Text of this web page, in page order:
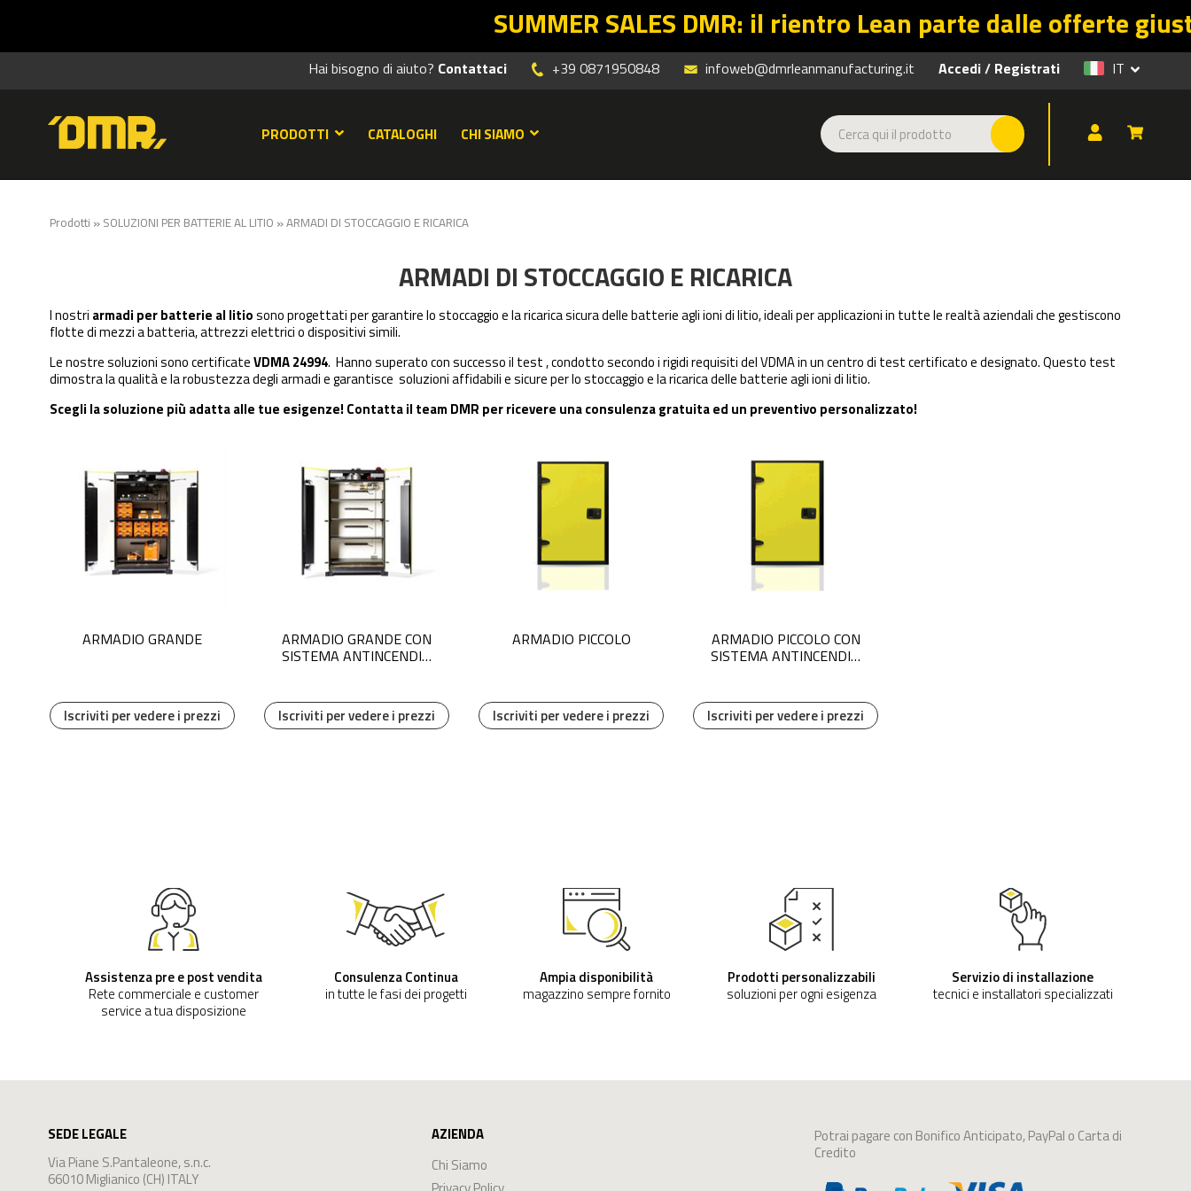
SUMMER SALES DMR: il rientro Lean parte dalle offerte giuste.
Hai bisogno di aiuto? Contattaci +39 0871950848 infoweb@dmrleanmanufacturing.it Accedi/ Registrati IT
PRODOTTI CATALOGHI CHI SIAMO
Prodotti » SOLUZIONI PER BATTERIE AL LITIO »ARMADI DI STOCCAGGIO E RICARICA
ARMADI DI STOCCAGGIO E RICARICA
I nostri armadi per batterie al litiosono progettati per garantire lo stoccaggio e la ricarica sicura delle batterie agli ioni di litio, ideali per applicazioni in tutte le realtà aziendali che gestiscono
flotte di mezzi a batteria, attrezzi elettrici o dispositivi simili.
Le nostre soluzioni sono certificateVDMA 24994. Hanno superato con successo il test , condotto secondo i rigidi requisiti delVDMAin un centro di test certificato e designato. Questo test
dimostra la qualità e la robustezza degli armadi e garantisce soluzioni affidabili e sicure per lo stoccaggio e la ricarica delle batterie agli ioni di litio.
Scegli la soluzione più adatta alle tue esigenze! Contatta il team DMR per ricevere una consulenza gratuita ed un preventivo personalizzato!
Iscriviti per vedere i prezzi
ARMADIO GRANDE
Iscriviti per vedere i prezzi
ARMADIO GRANDE CON
SISTEMA ANTINCENDIO
Iscriviti per vedere i prezzi
ARMADIO PICCOLO
Iscriviti per vedere i prezzi
ARMADIO PICCOLO CON
SISTEMA ANTINCENDIO
Assistenza pre e post vendita
Rete commerciale e customer
service a tua disposizione
Consulenza Continua
in tutte le fasi dei progetti
Ampia disponibilità
magazzino sempre fornito
Prodotti personalizzabili
soluzioni per ogni esigenza
Servizio di installazione
tecnici e installatori specializzati
SEDE LEGALE
Via Piane S.Pantaleone, s.n.c.
66010 Miglianico (CH) ITALY
AZIENDA
Chi Siamo
Potrai pagare con Bonifico Anticipato, PayPal o Carta di
Credito